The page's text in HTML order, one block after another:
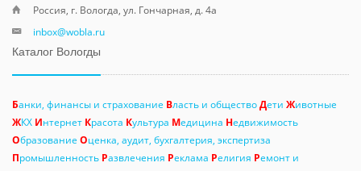
Россия, г. Вологда, ул. Гончарная, д. 4а
inbox@wobla.ru
Каталог Вологды
Банки, финансы и страхование Власть и обществоДети Животные
ЖКХ Интернет Красота Культура Медицина Недвижимость
Образование Оценка, аудит, бухгалтерия, экспертиза
Промышленность Развлечения Реклама Религия Ремонт и